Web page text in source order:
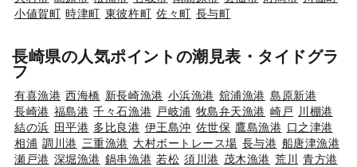
小値賀町 時津町 東彼杵町 佐々町 長与町
長崎県の人気ポイントの潮見表・タイドグラ
フ
有喜漁港 西海橋 新長崎漁港 小浜漁港 舘浦漁港 島原新港
長崎港 福島港 千々石漁港 戸岐浦 牧島弁天漁港 崎戸
川棚港
結の浜 田平港 多比良港 伊王島沖 佐世保 鷹島漁港 口之津港
相浦 調川港 三重漁港 大村ボートレース場 長与港 船唐津漁港
瀬戸港 深堀漁港 鍋串漁港 若松 須川港 茂木漁港 荒川 青方港